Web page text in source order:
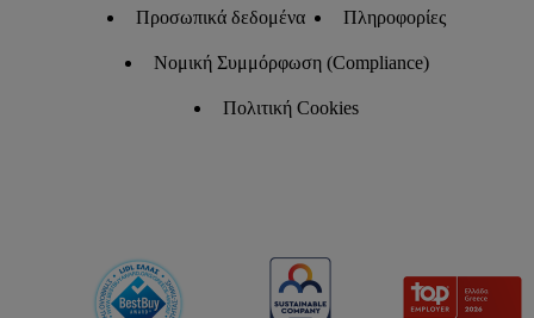
Προσωπικά δεδομένα Πληροφορίες
Νομική Συμμόρφωση (Compliance)
Πολιτική Cookies